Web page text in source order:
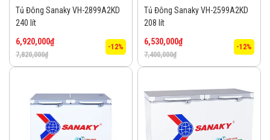
Tủ Đông Sanaky VH-2899A2KD
240 lít
7,820,000₫
6,920,000₫
-12%
Tủ Đông Sanaky VH-2599A2KD
208 lít
7,400,000₫
6,530,000₫
-12%